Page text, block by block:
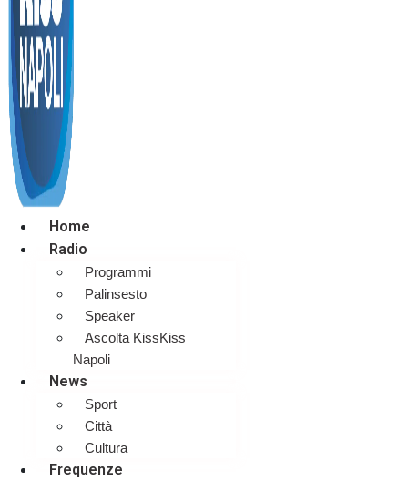
Home
Radio
Programmi
Palinsesto
Speaker
Ascolta KissKiss
Napoli
News
Sport
Città
Cultura
Frequenze